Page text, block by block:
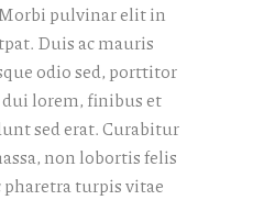
pulvinar elit in
Duis ac mauris
odio sed, porttitor
lorem, finibus et
sed erat. Curabitur
non lobortis felis
turpis vitae